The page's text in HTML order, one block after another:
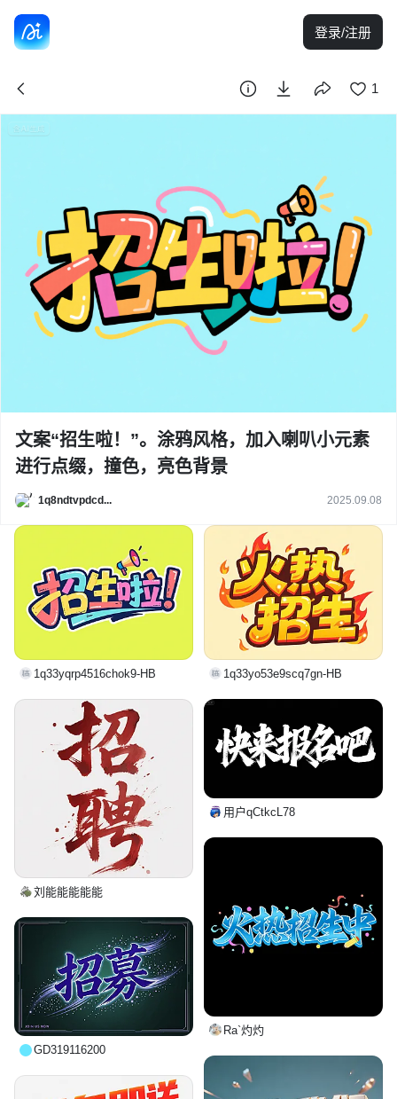
登录/注册
1
文案“招生啦！”。涂鸦风格，加入喇叭小元素
进行点缀，撞色，亮色背景
1q8ndtvpdcd... 2025.09.08
1q33yqrp4516chok9-HB 1q33yo53e9scq7gn-HB
刘能能能能能
用户qCtkcL78
Ra`灼灼
GD319116200